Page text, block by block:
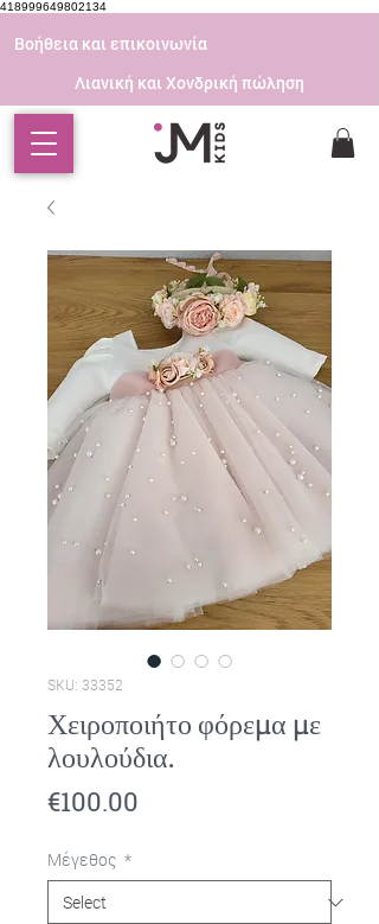
418999649802134
Βοήθεια και επικοινωνία
Λιανική και Χονδρική πώληση
SKU: 33352
Χειροποιήτο φόρεμα με
λουλούδια.
€100.00
Μέγεθος *